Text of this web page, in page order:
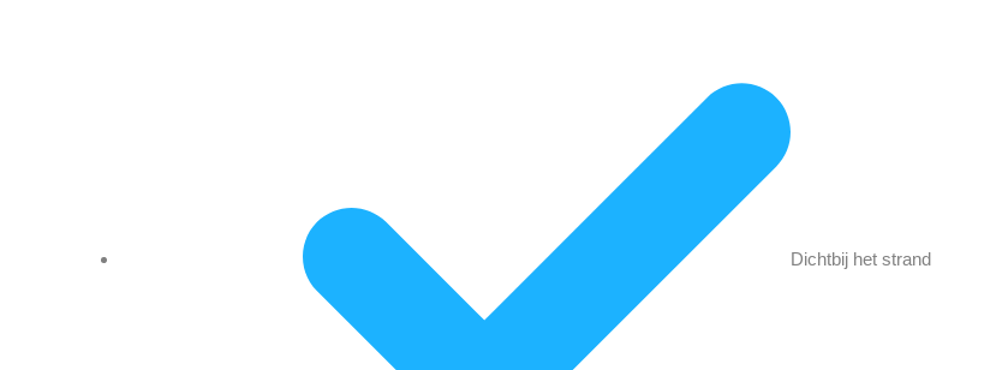
Dichtbij het strand